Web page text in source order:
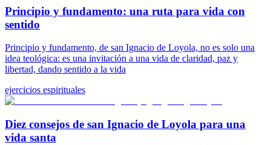
Principio y fundamento: una ruta para vida con
sentido
Principio y fundamento, de san Ignacio de Loyola, no es solo una
idea teológica: es una invitación a una vida de claridad, paz y
libertad, dando sentido a la vida
ejercicios espirituales
Diez consejos de san Ignacio de Loyola para una
vida santa